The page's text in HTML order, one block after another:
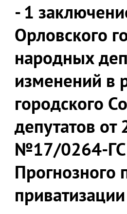
- 1
Орловского
народных
изменений в
городского
депутатов от
№17/0264-ГС
Прогнозного